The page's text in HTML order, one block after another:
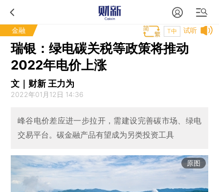
金融 试听
T中
瑞银：绿电碳关税等政策将推动
2022年电价上涨
文｜财新 王力为
2022年01月12日 14:36
峰谷电价差应进一步拉开，需建设完善碳市场、绿电
交易平台。碳金融产品有望成为另类投资工具
原图